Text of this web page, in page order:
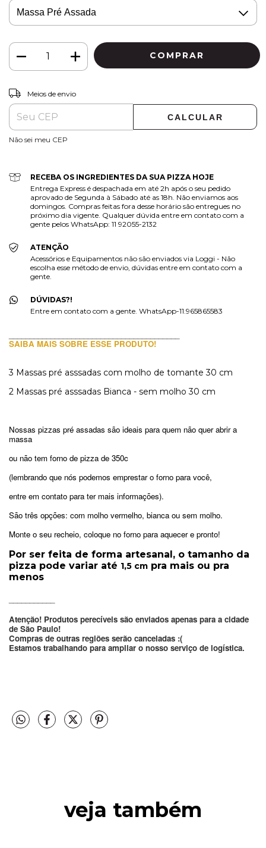
Entregas para o CEP:
Meios de envio
CALCULAR
Não sei meu CEP
RECEBA OS INGREDIENTES DA SUA PIZZA HOJE
Entrega Express é despachada em até 2h após o seu pedido
aprovado de Segunda à Sábado até as 18h. Não enviamos aos
domingos. Compras feitas fora desse horário são entregues no
próximo dia vigente. Qualquer dúvida entre em contato com a
gente pelos WhatsApp: 11 92055-2132
ATENÇÃO
Acessórios e Equipamentos não são enviados via Loggi - Não
escolha esse método de envio, dúvidas entre em contato com a
gente.
DÚVIDAS?!
Entre em contato com a gente. WhatsApp-11.965865583
SAIBA MAIS SOBRE ESSE PRODUTO!
3 Massas pré asssadas com molho de tomante 30 cm
2 Massas pré asssadas Bianca - sem molho 30 cm
Nossas pizzas pré assadas são ideais para quem não quer abrir a
massa
ou não tem forno de pizza de 350c
(lembrando que nós podemos emprestar o forno para você,
entre em contato para ter mais informações).
São três opções: com molho vermelho, bianca ou sem molho.
Monte o seu recheio, coloque no forno para aquecer e pronto!
Por ser feita de forma artesanal, o tamanho da
pizza pode variar até 1,5 cm pra mais ou pra
menos
Atenção! Produtos perecíveis são enviados apenas para a cidade
de São Paulo!
Compras de outras regiões serão canceladas :(
Estamos trabalhando para ampliar o nosso serviço de logística.
veja também